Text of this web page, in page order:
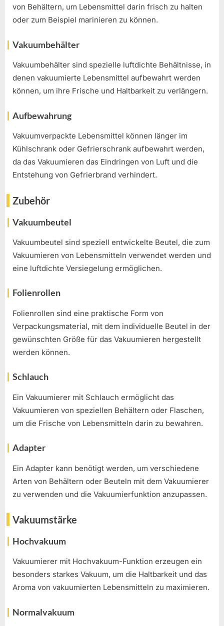
von Behältern, um Lebensmittel darin frisch zu halten
oder zum Beispiel marinieren zu können.
Vakuumbehälter
Vakuumbehälter sind spezielle luftdichte Behältnisse, in
denen vakuumierte Lebensmittel aufbewahrt werden
können, um ihre Frische und Haltbarkeit zu verlängern.
Aufbewahrung
Vakuumverpackte Lebensmittel können länger im
Kühlschrank oder Gefrierschrank aufbewahrt werden,
da das Vakuumieren das Eindringen von Luft und die
Entstehung von Gefrierbrand verhindert.
Zubehör
Vakuumbeutel
Vakuumbeutel sind speziell entwickelte Beutel, die zum
Vakuumieren von Lebensmitteln verwendet werden und
eine luftdichte Versiegelung ermöglichen.
Folienrollen
Folienrollen sind eine praktische Form von
Verpackungsmaterial, mit dem individuelle Beutel in der
gewünschten Größe für das Vakuumieren hergestellt
werden können.
Schlauch
Ein Vakuumierer mit Schlauch ermöglicht das
Vakuumieren von speziellen Behältern oder Flaschen,
um die Frische von Lebensmitteln darin zu bewahren.
Adapter
Ein Adapter kann benötigt werden, um verschiedene
Arten von Behältern oder Beuteln mit dem Vakuumierer
zu verwenden und die Vakuumierfunktion anzupassen.
Vakuumstärke
Hochvakuum
Vakuumierer mit Hochvakuum-Funktion erzeugen ein
besonders starkes Vakuum, um die Haltbarkeit und das
Aroma von vakuumierten Lebensmitteln zu maximieren.
Normalvakuum